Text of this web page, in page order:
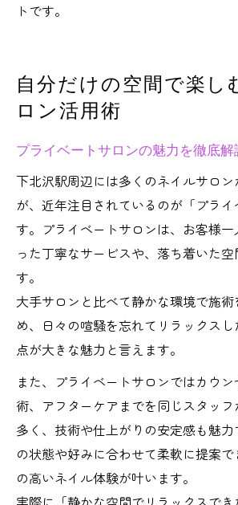
トです。
自分だけの空間で楽し
ロン活用術
プライベートサロンの魅力を徹底解
下北沢駅周辺には多くのネイルサロ
が、近年注目されているのが「プラ
す。プライベートサロンは、お客様
った丁寧なサービスや、落ち着いた
す。
大手サロンと比べて静かな環境で施
め、日々の喧騒を忘れてリラックスし
点が大きな魅力と言えます。
また、プライベートサロンではカウ
術、アフターケアまでを同じスタッ
多く、技術や仕上がりの安定感も魅
の状態や好みに合わせて柔軟に提案
の高いネイル体験が叶います。